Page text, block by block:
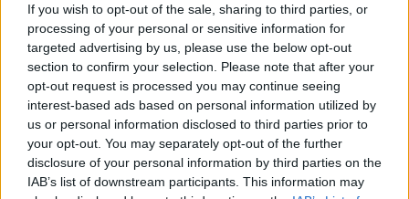
If you wish to opt-out of the sale, sharing to third parties, or
processing of your personal or sensitive information for
targeted advertising by us, please use the below opt-out
section to confirm your selection. Please note that after your
opt-out request is processed you may continue seeing
interest-based ads based on personal information utilized by
us or personal information disclosed to third parties prior to
your opt-out. You may separately opt-out of the further
disclosure of your personal information by third parties on the
IAB’s list of downstream participants. This information may
Il progetto è realizzato in Project Financing con un investimento di
circa 100 milioni di euro, e come ha ribadito il presidente
“rappresenta un'importante opera per la sicurezza idraulica e la
produzione di energia da fonte rinnovabile".
Una volta a regime, gli impianti garantiranno una produzione
energetica annua di 55 GWh, pari al fabbisogno di circa 20.000
famiglie, contribuendo in modo significativo alla transizione